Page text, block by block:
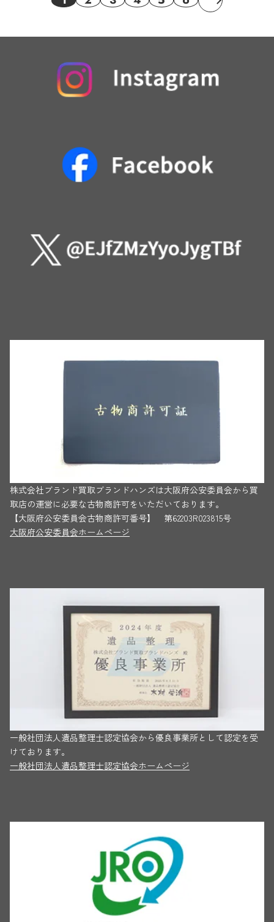
株式会社ブランド買取ブランドハンズは大阪府公安委員会から買
取店の運営に必要な古物商許可をいただいております。
【大阪府公安委員会古物商許可番号】 第62203R023815号
大阪府公安委員会ホームページ
一般社団法人遺品整理士認定協会から優良事業所として認定を受
けております。
一般社団法人遺品整理士認定協会ホームページ